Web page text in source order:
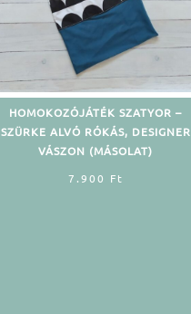
HOMOKOZÓJÁTÉK SZATYOR –
SZÜRKE ALVÓ RÓKÁS, DESIGNER
VÁSZON (MÁSOLAT)
7.900 Ft